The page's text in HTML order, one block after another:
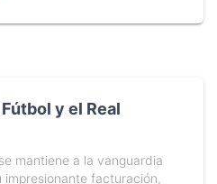
y el Real
mantiene a la vanguardia
facturación,